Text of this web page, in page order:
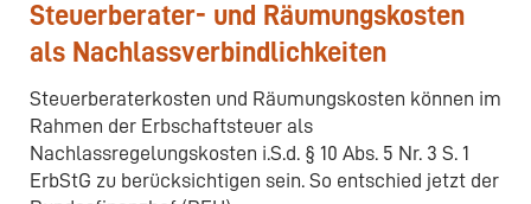
Steuerberater- und Räumungskosten
als Nachlassverbindlichkeiten
Steuerberaterkosten und Räumungskosten können im
Rahmen der Erbschaftsteuer als
Nachlassregelungskosten i.S.d. § 10 Abs. 5 Nr. 3 S. 1
ErbStG zu berücksichtigen sein. So entschied jetzt der